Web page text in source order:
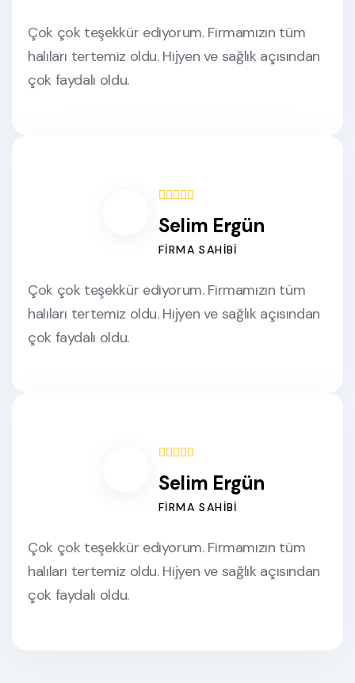
Çok çok teşekkür ediyorum. Firmamızın tüm
halıları tertemiz oldu. Hijyen ve sağlık açısından
çok faydalı oldu.
Selim Ergün
FIRMA SAHIBI
Çok çok teşekkür ediyorum. Firmamızın tüm
halıları tertemiz oldu. Hijyen ve sağlık açısından
çok faydalı oldu.
Selim Ergün
FIRMA SAHIBI
Çok çok teşekkür ediyorum. Firmamızın tüm
halıları tertemiz oldu. Hijyen ve sağlık açısından
çok faydalı oldu.